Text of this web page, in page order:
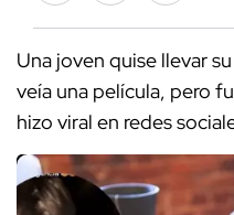
Una joven quise llevar
veía una película, pero
hizo viral en redes